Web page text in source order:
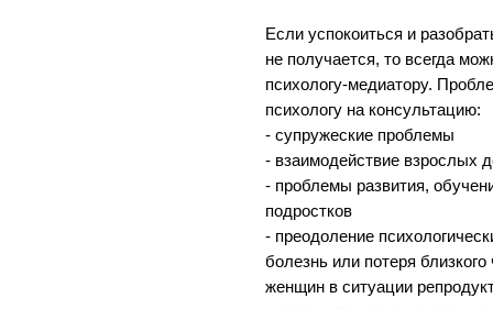
Если успокоиться и
не получается, то всегда
психологу-медиатору.
психологу на консультацию:
- супружеские проблемы
- взаимодействие взрослых
- проблемы развития,
подростков
- преодоление
болезнь или потеря
женщин в ситуации